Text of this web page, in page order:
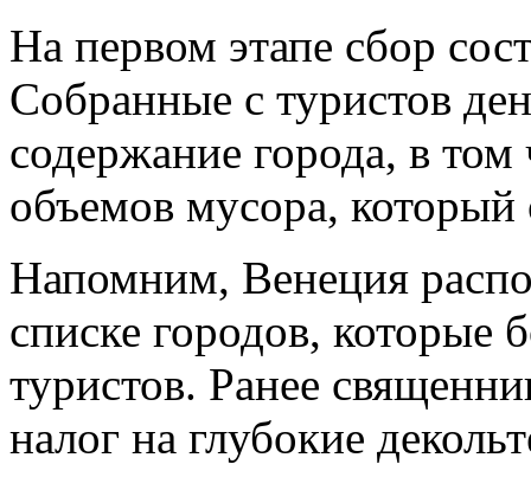
На первом этапе сбор
Собранные с туристов
содержание города, в
объемов мусора, который
Напомним, Венеция
списке городов, которые
туристов. Ранее
налог на глубокие